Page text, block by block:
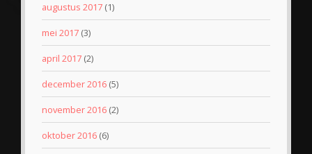
augustus 2017 (1)
mei 2017 (3)
april 2017 (2)
december 2016 (5)
november 2016 (2)
oktober 2016 (6)